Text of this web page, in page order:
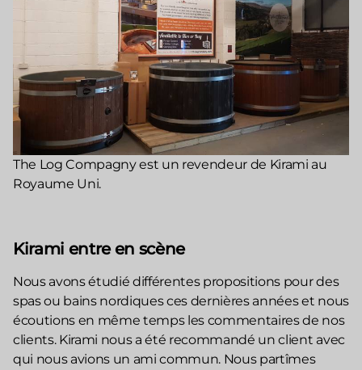
The Log Compagny est un revendeur de Kirami au
Royaume Uni.
Kirami entre en scène
Nous avons étudié différentes propositions pour des
spas ou bains nordiques ces dernières années et nous
écoutions en même temps les commentaires de nos
clients. Kirami nous a été recommandé un client avec
qui nous avions un ami commun. Nous partîmes